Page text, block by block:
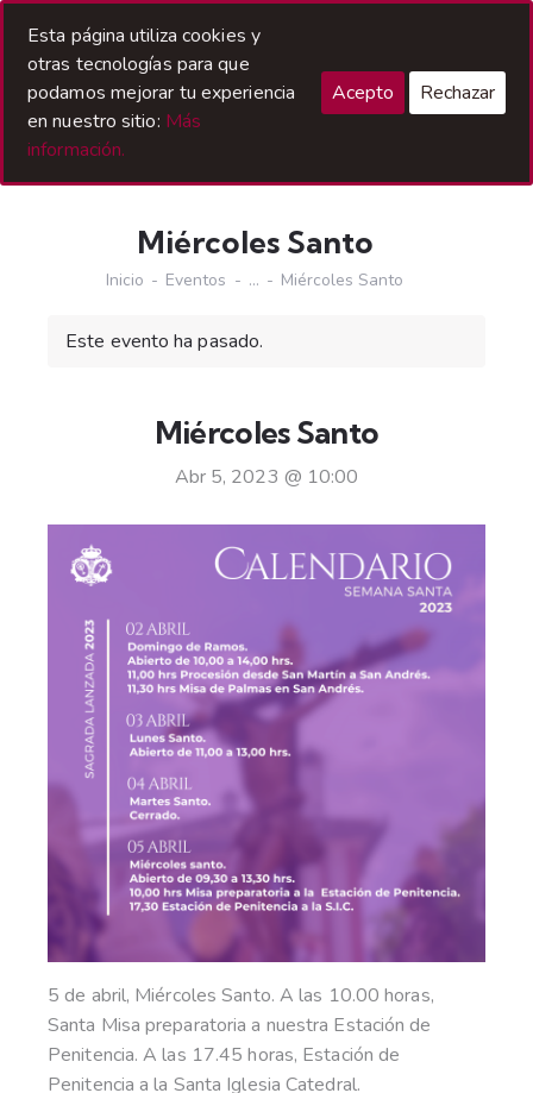
Miércoles Santo
Inicio Eventos ... Miércoles Santo
Este evento ha pasado.
Miércoles Santo
Abr 5, 2023 @ 10:00
5 de abril, Miércoles Santo. A las 10.00 horas,
Santa Misa preparatoria a nuestra Estación de
Penitencia. A las 17.45 horas, Estación de
Penitencia a la Santa Iglesia Catedral.
Esta página utiliza cookies y
otras tecnologías para que
podamos mejorar tu experiencia
en nuestro sitio: Más
información.
Acepto Rechazar